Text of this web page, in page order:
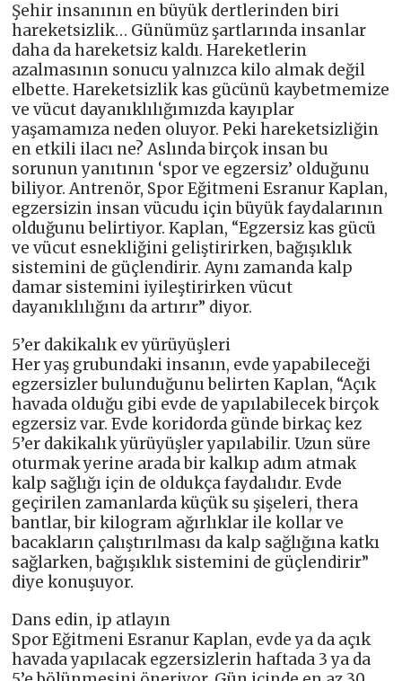
Şehir insanının en büyük dertlerinden biri
hareketsizlik… Günümüz şartlarında insanlar
daha da hareketsiz kaldı. Hareketlerin
azalmasının sonucu yalnızca kilo almak değil
elbette. Hareketsizlik kas gücünü kaybetmemize
ve vücut dayanıklılığımızda kayıplar
yaşamamıza neden oluyor. Peki hareketsizliğin
en etkili ilacı ne? Aslında birçok insan bu
sorunun yanıtının ‘spor ve egzersiz’ olduğunu
biliyor. Antrenör, Spor Eğitmeni Esranur Kaplan,
egzersizin insan vücudu için büyük faydalarının
olduğunu belirtiyor. Kaplan, “Egzersiz kas gücü
ve vücut esnekliğini geliştirirken, bağışıklık
sistemini de güçlendirir. Aynı zamanda kalp
damar sistemini iyileştirirken vücut
dayanıklılığını da artırır” diyor.
5’er dakikalık ev yürüyüşleri
Her yaş grubundaki insanın, evde yapabileceği
egzersizler bulunduğunu belirten Kaplan, “Açık
havada olduğu gibi evde de yapılabilecek birçok
egzersiz var. Evde koridorda günde birkaç kez
5’er dakikalık yürüyüşler yapılabilir. Uzun süre
oturmak yerine arada bir kalkıp adım atmak
kalp sağlığı için de oldukça faydalıdır. Evde
geçirilen zamanlarda küçük su şişeleri, thera
bantlar, bir kilogram ağırlıklar ile kollar ve
bacakların çalıştırılması da kalp sağlığına katkı
sağlarken, bağışıklık sistemini de güçlendirir”
diye konuşuyor.
Dans edin, ip atlayın
Spor Eğitmeni Esranur Kaplan, evde ya da açık
havada yapılacak egzersizlerin haftada 3 ya da